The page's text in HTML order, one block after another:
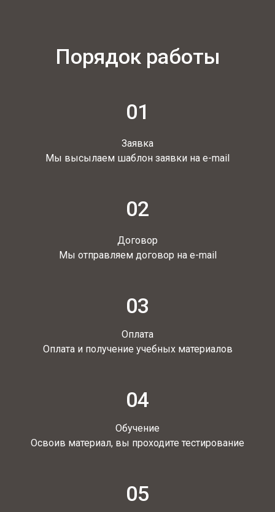
Порядок работы
01
Заявка
Мы высылаем шаблон заявки на e-mail
02
Договор
Мы отправляем договор на e-mail
03
Оплата
Оплата и получение учебных материалов
04
Обучение
Освоив материал, вы проходите тестирование
05